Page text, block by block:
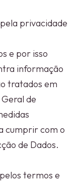
privacidade
e por isso
informação
tratados em
de
cumprir com o
de Dados.
termos e